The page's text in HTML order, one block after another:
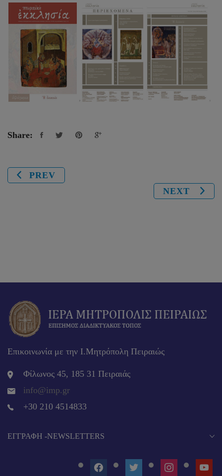
Share:
PREV
NEXT
Επικοινωνία με την Ι.Μητρόπολη Πειραιώς
Φίλωνος 45, 185 31 Πειραιάς
info@imp.gr
+30 210 4514833
EΓΓΡΑΦΉ -NEWSLETTERS
FACEBOOKTWITTER INSTAGRAM